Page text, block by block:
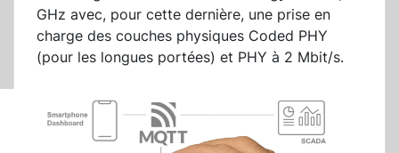
GHz avec, pour cette dernière, une prise en
charge des couches physiques Coded PHY
(pour les longues portées) et PHY à 2 Mbit/s.